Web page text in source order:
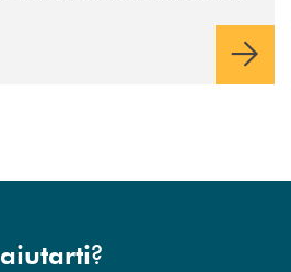
aiutarti?